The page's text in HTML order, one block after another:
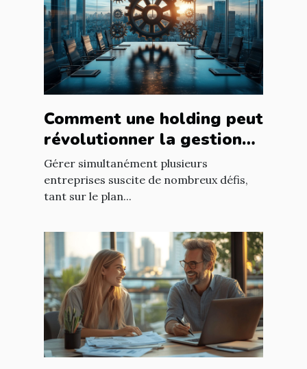
Comment une holding peut
révolutionner la gestion
d’entreprises multiples ?
Gérer simultanément plusieurs
entreprises suscite de nombreux défis,
tant sur le plan...